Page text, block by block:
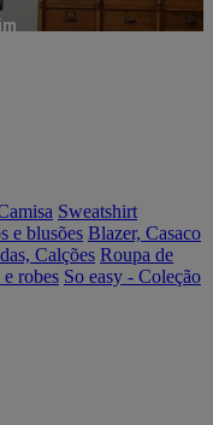
Sweatshirt
e blusões Blazer, Casaco
Calções Roupa de
robes So easy - Coleção